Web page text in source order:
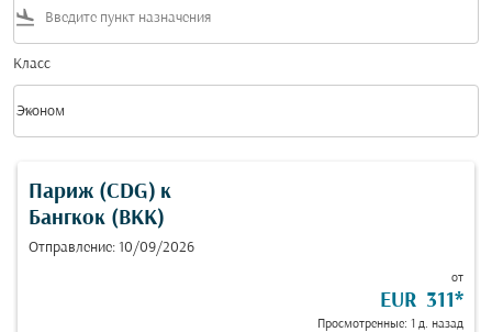
flight_land
Класс
Класс option Эконом Selected
Эконом
keyboard_arrow_down
Париж (CDG) к
Бангкок (BKK)
Отправление: 10/09/2026
от
EUR 311*
Просмотренные: 1 д. назад